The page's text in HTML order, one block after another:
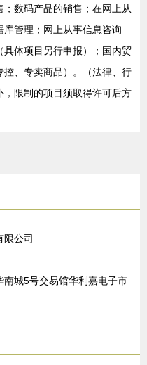
数码产品的销售；在网上从
管理；网上从事信息咨询
具体项目另行申报）；国内贸
、专卖商品）。（法律、行
限制的项目须取得许可后方
限公司
南城5号交易馆华利嘉电子市